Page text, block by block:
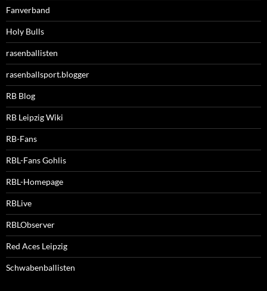
Fanverband
Holy Bulls
rasenballisten
rasenballsport.blogger
RB Blog
RB Leipzig Wiki
RB-Fans
RBL-Fans Gohlis
RBL-Homepage
RBLive
RBLObserver
Red Aces Leipzig
Schwabenballisten